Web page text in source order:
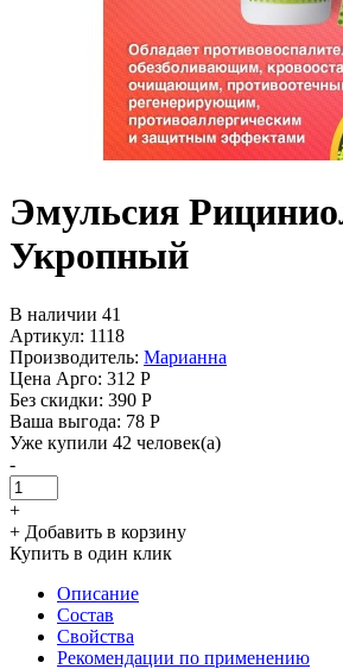
Эмульсия
Укропный
В наличии 41
Артикул: 1118
Производитель: Марианна
Цена Арго: 312 Р
Без скидки: 390 Р
Ваша выгода: 78 Р
Уже купили 42 человек(а)
-
+
+ Добавить в корзину
Купить в один клик
Описание
Состав
Свойства
Рекомендации по применению